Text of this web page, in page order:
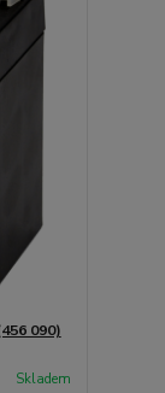
090)
Skladem